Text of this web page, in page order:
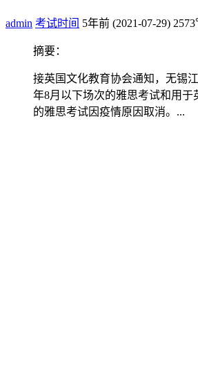
admin 考试时间 5年前 (2021-07-29)
摘要：
接英国文化教育协会通知，无锡
年8月以下场次的雅思考试和用于
的雅思考试因疫情原因取消。...